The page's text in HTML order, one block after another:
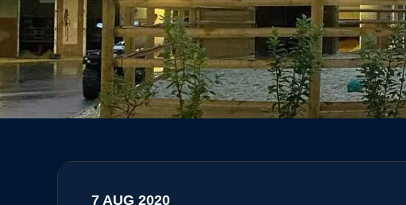
7 AUG 2020